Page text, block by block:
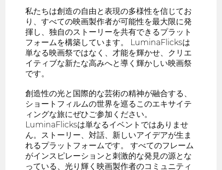
私たちは創造の自由と表現の多様性を信じてお
り、すべての映画製作者が可能性を最大限に発
揮し、独自のストーリーを共有できるプラット
フォームを構築しています。 LuminaFlicksは
単なる映画祭ではなく、才能を輝かせ、クリエ
イティブな新たな高みへと導く輝かしい映画祭
です。
創造性の光と国際的な芸術の精神が融合する、
ショートフィルムの世界を巡るこのエキサイテ
ィングな旅にぜひご参加ください。
LuminaFlicksは単なるイベントではありませ
ん。ストーリー、対話、新しいアイデアが生ま
れるプラットフォームです。 すべてのフレーム
がインスピレーションと刺激的な発見の源とな
っている、光り輝く映画製作者のコミュニティ